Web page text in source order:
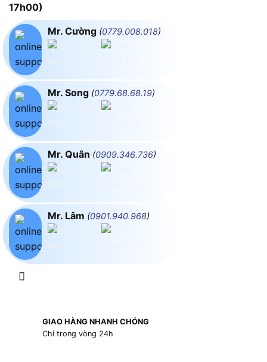
17h00)
Mr. Cường (0779.008.018)
Mr. Song (0779.68.68.19)
Mr. Quân (0909.346.736)
Mr. Lâm (0901.940.968)
GIAO HÀNG NHANH CHÓNG
Chỉ trong vòng 24h